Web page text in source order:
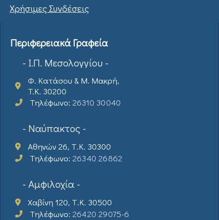
Χρήσιμες Συνδέσεις
Περιφερειακά Γραφεία
- Ι.Π. Μεσολογγίου -
Φ. Κατάσου & Μ. Μακρή,
T.K. 30200
Τηλέφωνο: 26310 30040
- Ναύπακτος -
Αθηνών 26, Τ.Κ. 30300
Τηλέφωνο: 26340 26862
- Αμφιλοχία -
Χαβίνη 120, Τ.Κ. 30500
Τηλέφωνο: 26420 29075-6